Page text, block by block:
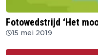
Fotowedstrijd ‘Het
15 mei 2019